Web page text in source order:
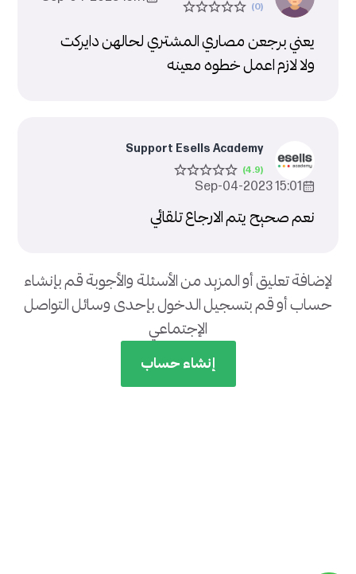
يعني برجعن مصاري المشتري لحالهن دايركت
ولا لازم اعمل خطوه معينه
Support Esells Academy
15:01 2023-Sep-04
نعم صحيح يتم الارجاع تلقائي
لإضافة تعليق أو المزيد من الأسئلة والأجوبة قم بإنشاء
حساب أو قم بتسجيل الدخول بإحدى وسائل التواصل
الإجتماعي
إنشاء حساب